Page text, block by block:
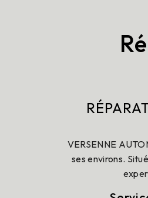
VERSENNE
ses environs.